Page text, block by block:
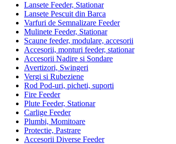
Lansete Feeder, Stationar
Lansete Pescuit din Barca
Varfuri de Semnalizare Feeder
Mulinete Feeder, Stationar
Scaune feeder, modulare, accesorii
Accesorii, monturi feeder, stationar
Accesorii Nadire si Sondare
Avertizori, Swingeri
Vergi si Rubeziene
Rod Pod-uri, picheti, suporti
Fire Feeder
Plute Feeder, Stationar
Carlige Feeder
Plumbi, Momitoare
Protectie, Pastrare
Accesorii Diverse Feeder